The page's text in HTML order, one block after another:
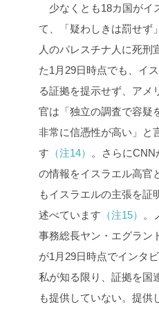
少なくとも18カ国がイ
て、「疑わしきは罰せず
人のパレスチナ人に死刑
た1月29日時点でも、イ
る証拠を提示せず、アメ
官は「独立の調査で容疑
非常に信憑性が高い」と
す （注14）
。さらに
の情報をイスラエル高官
もイスラエルの主張を証
述べています （注15）
。
事務総長ヤン・エグラン
が1月29日時点でインタ
私が知る限り、証拠を国
も提供していない。提供